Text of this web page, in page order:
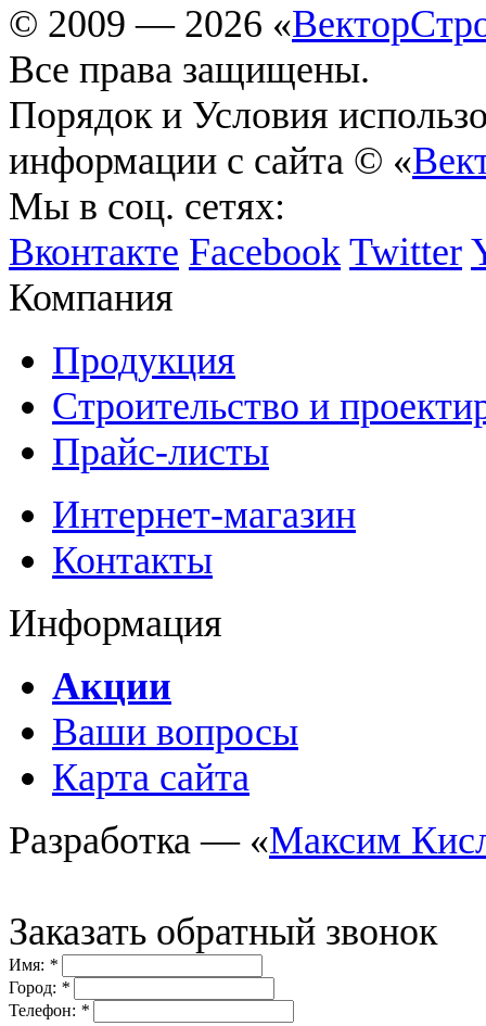
© 2009 — 2026 «
Все права защищены.
Порядок и Условия
информации с сайта © «
Мы в соц. сетях:
Вконтакте Facebook Twitter
Компания
Продукция
Строительство и
Прайс-листы
Интернет-магазин
Контакты
Информация
Акции
Ваши вопросы
Карта сайта
Разработка — «Максим
Заказать обратный звонок
Имя: *
Город: *
Телефон: *